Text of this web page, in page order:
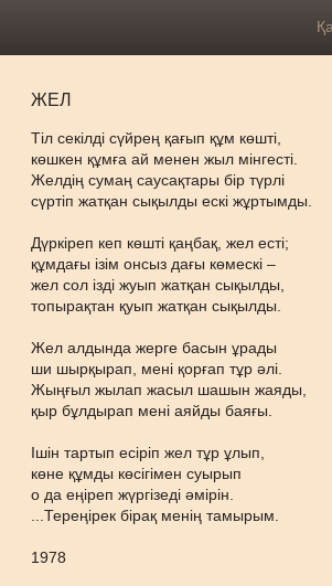
ЖЕЛ
Тіл секілді сүйрең қағып құм көшті,
көшкен құмға ай менен жыл мінгесті.
Желдің сумаң саусақтары бір түрлі
сүртіп жатқан сықылды ескі жұртымды.
Дүркіреп кеп көшті қаңбақ, жел есті;
құмдағы ізім онсыз дағы көмескі –
жел сол ізді жуып жатқан сықылды,
топырақтан қуып жатқан сықылды.
Жел алдында жерге басын ұрады
ши шырқырап, мені қорғап тұр әлі.
Жыңғыл жылап жасыл шашын жаяды,
қыр бұлдырап мені аяйды баяғы.
Ішін тартып есіріп жел тұр ұлып,
көне құмды көсігімен суырып
о да еңіреп жүргізеді әмірін.
...Тереңірек бірақ менің тамырым.
1978